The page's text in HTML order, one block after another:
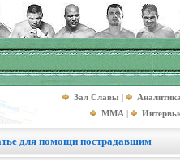
Зал Славы | Аналитика
MMA |
для помощи пострадавшим